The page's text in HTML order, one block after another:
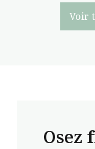
Voir
Osez